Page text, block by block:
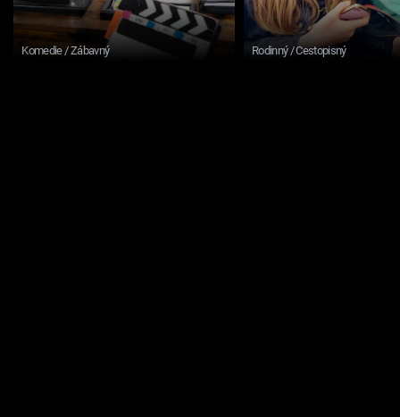
Komedie / Zábavný Rodinný / Cestopisný